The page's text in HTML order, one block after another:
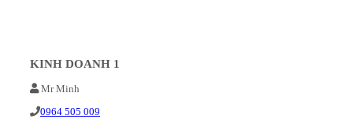
KINH DOANH 1
Mr Minh
0964 505 009